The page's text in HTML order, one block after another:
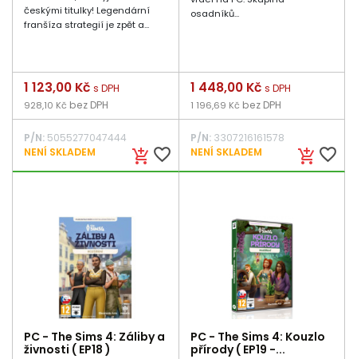
českými titulky! Legendární
franšíza strategií je zpět a...
add_shopping_cart favorite_border
Cena
1 123,00 Kč s DPH
928,10 Kč bez DPH
P/N: 5055277047444
NENÍ SKLADEM
osadníků...
add_shopping_cart favorite_border
Cena
1 448,00 Kč s DPH
1 196,69 Kč bez DPH
P/N:3307216161578
NENÍ SKLADEM
PC - The Sims 4: Záliby a
živnosti ( EP18 )
PC - The Sims 4: Kouzlo
přírody ( EP19 -...